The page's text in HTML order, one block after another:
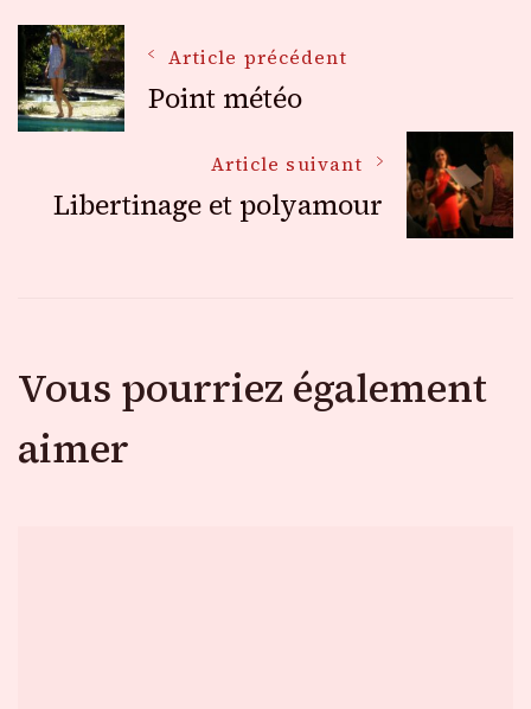
Navigation
des
articles
Article précédent
Point météo
Article suivant
Libertinage et polyamour
Vous pourriez également
aimer